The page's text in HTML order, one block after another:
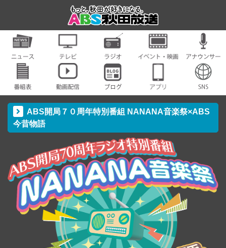
ABS開局７０周年特別番組 NANANA音楽祭×ABS
今昔物語